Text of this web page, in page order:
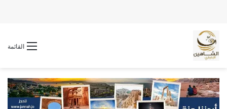
القائمة